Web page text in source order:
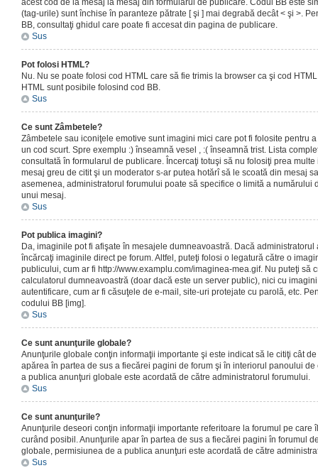
acest cod de la mesaj la mesaj din formularul de publicare. Codul BB este
(tag-urile) sunt închise în paranteze pătrate [ şi ] mai degrabă decât < şi >.
BB, consultaţi ghidul care poate fi accesat din pagina de publicare.
Sus
Pot folosi HTML?
Nu. Nu se poate folosi cod HTML care să fie trimis la browser ca şi cod
HTML sunt posibile folosind cod BB.
Sus
Ce sunt Zâmbetele?
Zâmbetele sau iconiţele emotive sunt imagini mici care pot fi folosite pentru
un cod scurt. Spre exemplu :) înseamnă vesel , :( înseamnă trist. Lista
consultată în formularul de publicare. Încercaţi totuşi să nu folosiţi prea
mesaj greu de citit şi un moderator s-ar putea hotărî să le scoată din mesaj
asemenea, administratorul forumului poate să specifice o limită a numărului
unui mesaj.
Sus
Pot publica imagini?
Da, imaginile pot fi afişate în mesajele dumneavoastră. Dacă
încărcaţi imaginile direct pe forum. Altfel, puteţi folosi o legatură către o
publicului, cum ar fi http://www.examplu.com/imaginea-mea.gif. Nu puteţi să
calculatorul dumneavoastră (doar dacă este un server public), nici cu
autentificare, cum ar fi căsuţele de e-mail, site-uri protejate cu parolă, etc.
codului BB [img].
Sus
Ce sunt anunţurile globale?
Anunţurile globale conţin informaţii importante şi este indicat să le citiţi cât
apărea în partea de sus a fiecărei pagini de forum şi în interiorul panoului
a publica anunţuri globale este acordată de către administratorul forumului.
Sus
Ce sunt anunţurile?
Anunţurile deseori conţin informaţii importante referitoare la forumul pe care
curând posibil. Anunţurile apar în partea de sus a fiecărei pagini în forumul
globale, permisiunea de a publica anunţuri este acordată de către
Sus